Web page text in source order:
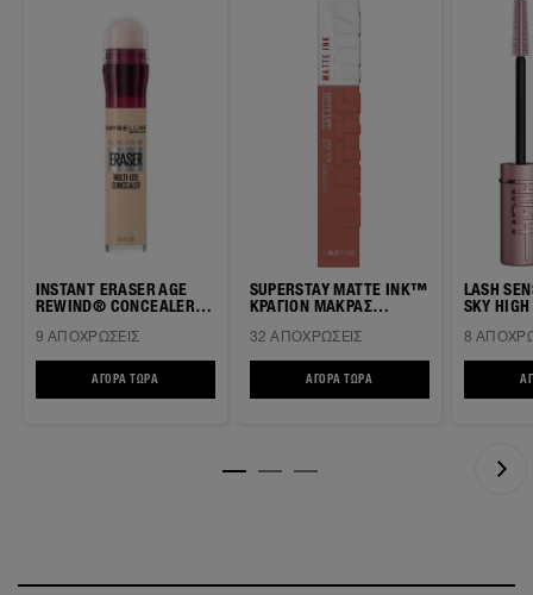
INSTANT ERASER AGE
REWIND® CONCEALER
9 ΑΠΟΧΡΏΣΕΙΣ
ΑΓΟΡΆ ΤΏΡΑ INSTANT ERASER AGE REWIND® CONCEALER ΜΕ ΣΦΟΥΓΓΑΡΑΚΙ
SUPERSTAY MATTE INK™
ΚΡΑΓΙΟΝ ΜΑΚΡΑΣ
32 ΑΠΟΧΡΏΣΕΙΣ
ΑΓΟΡΆ ΤΏΡΑ SUPERSTAY MATTE INK™
LASH
SKY HIGH ΜΑΣΚΑΡΑ ΓΙΑ
8